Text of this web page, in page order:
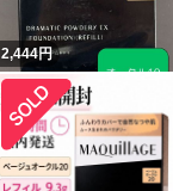
2,444円